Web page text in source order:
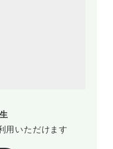
用いただけます